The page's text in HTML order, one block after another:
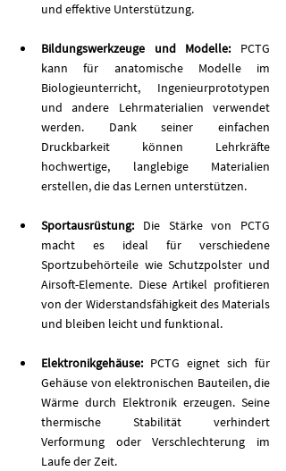
und effektive Unterstützung.
Bildungswerkzeuge und Modelle: PCTG
kann für anatomische Modelle im
Biologieunterricht, Ingenieurprototypen
und andere Lehrmaterialien verwendet
werden. Dank seiner einfachen
Druckbarkeit können Lehrkräfte
hochwertige, langlebige Materialien
erstellen, die das Lernen unterstützen.
Sportausrüstung: Die Stärke von PCTG
macht es ideal für verschiedene
Sportzubehörteile wie Schutzpolster und
Airsoft-Elemente. Diese Artikel profitieren
von der Widerstandsfähigkeit des Materials
und bleiben leicht und funktional.
Elektronikgehäuse: PCTG eignet sich für
Gehäuse von elektronischen Bauteilen, die
Wärme durch Elektronik erzeugen. Seine
thermische Stabilität verhindert
Verformung oder Verschlechterung im
Laufe der Zeit.